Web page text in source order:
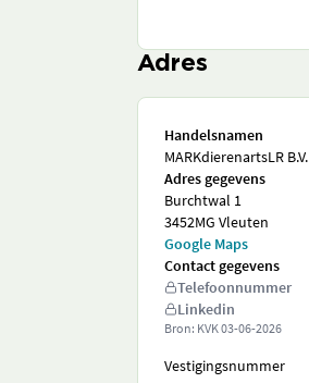
Adres
Handelsnamen
MARKdierenartsLR B.V.
Adres gegevens
Burchtwal 1
3452MG Vleuten
Google Maps
Contact gegevens
Telefoonnummer
Linkedin
Bron: KVK03-06-2026
Vestigingsnummer